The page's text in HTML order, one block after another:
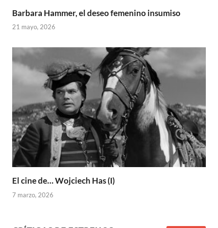
Barbara Hammer, el deseo femenino insumiso
21 mayo, 2026
El cine de… Wojciech Has (I)
7 marzo, 2026